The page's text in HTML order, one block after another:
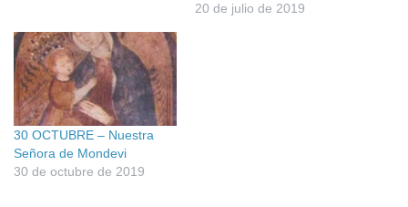
20 de julio de 2019
30 OCTUBRE – Nuestra
Señora de Mondevi
30 de octubre de 2019